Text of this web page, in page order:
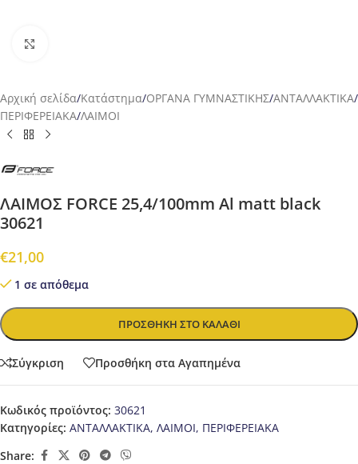
Αρχική σελίδα/Κατάστημα/ΟΡΓΑΝΑ ΓΥΜΝΑΣΤΙΚΗΣ/ΑΝΤΑΛΛΑΚΤΙΚΑ/
ΠΕΡΙΦΕΡΕΙΑΚΑ/ΛΑΙΜΟΙ
ΛΑΙΜΟΣ FORCE 25,4/100mm Al matt black
30621
€21,00
1 σε απόθεμα
ΠΡΟΣΘΉΚΗ ΣΤΟ ΚΑΛΆΘΙ
Σύγκριση Προσθήκη στα Αγαπημένα
Κωδικός προϊόντος: 30621
Κατηγορίες: ΑΝΤΑΛΛΑΚΤΙΚΑ, ΛΑΙΜΟΙ, ΠΕΡΙΦΕΡΕΙΑΚΑ
Share: